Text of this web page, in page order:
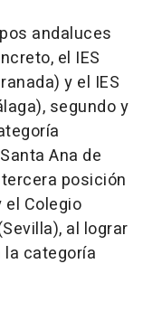
andaluces
el IES
y el IES
segundo y
Ana de
posición
Colegio
al lograr
la categoría